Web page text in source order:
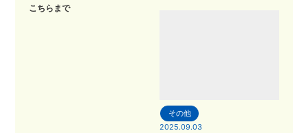
こちらまで
その他
2025.09.03